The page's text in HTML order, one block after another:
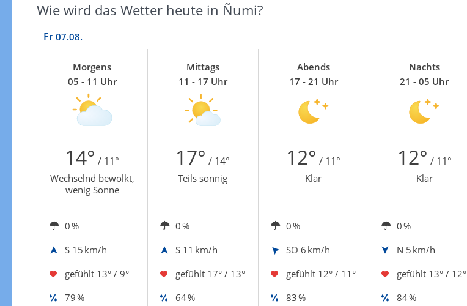
Wie wird das Wetter heute in Ñumi?
Fr 07.08.
Morgens
05 - 11 Uhr
Mittags
11 - 17 Uhr
Abends
17 - 21 Uhr
Nachts
21 - 05 Uhr
14° / 11° 17° / 14° 12° / 11° 12° / 11°
Wechselnd bewölkt,
wenig Sonne
Teils sonnig Klar Klar
0 % 0 % 0 %
0 %
S 15 km/h S 11 km/h SO 6 km/h N 5 km/h
gefühlt 13° / 9° gefühlt 17° / 13° gefühlt 12° / 11° gefühlt 13° / 12°
79 %
64 % 83 %
84 %
Windgeschwindigkeiten in 3h
Zur Windgeschwindigkeitenkarte
Sonnenschein heute
Zur Sonnenscheindauerkarte